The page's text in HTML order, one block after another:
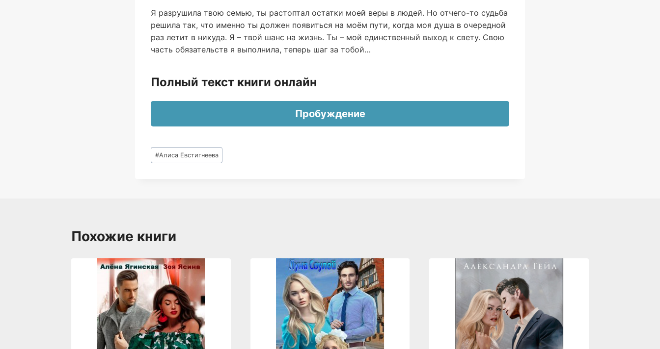
Я разрушила твою семью, ты растоптал остатки моей веры в людей. Но отчего-то судьба
решила так, что именно ты должен появиться на моём пути, когда моя душа в очередной
раз летит в никуда. Я – твой шанс на жизнь. Ты – мой единственный выход к свету. Свою
часть обязательств я выполнила, теперь шаг за тобой…
Полный текст книги онлайн
Пробуждение
Метки
записи:
#Алиса Евстигнеева
Похожие книги